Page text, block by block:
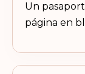
Un
página en